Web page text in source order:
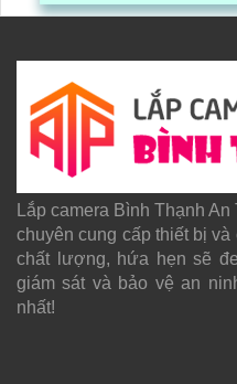
được ghi lại một cách dễ
Lắp camera Bình Thạnh
chuyên cung cấp thiết bị
chất lượng, hứa hẹn sẽ
giám sát và bảo vệ an
nhất!